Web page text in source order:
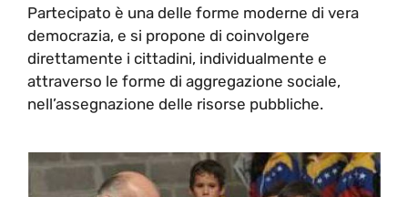
Partecipato è una delle forme moderne di vera
democrazia, e si propone di coinvolgere
direttamente i cittadini, individualmente e
attraverso le forme di aggregazione sociale,
nell’assegnazione delle risorse pubbliche.